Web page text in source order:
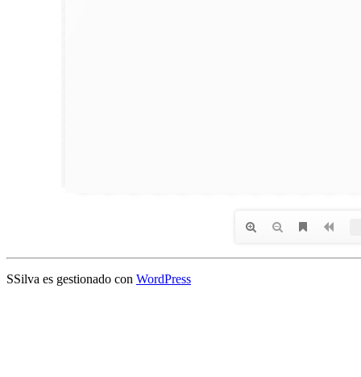
SSilva es gestionado con WordPress